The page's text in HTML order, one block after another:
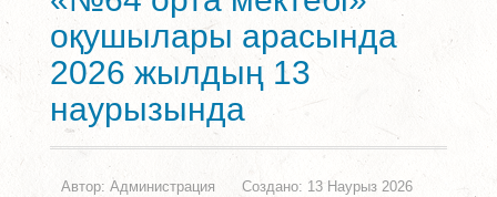
оқушылары арасында
2026 жылдың 13
наурызында
Автор: Администрация Создано: 13 Наурыз 2026